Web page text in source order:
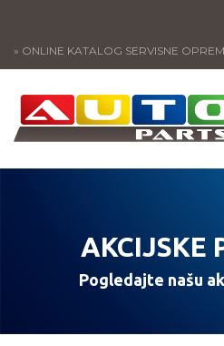
» ONLINE KATALOG SERVISNE
AKCIJSKE
Pogledajte našu